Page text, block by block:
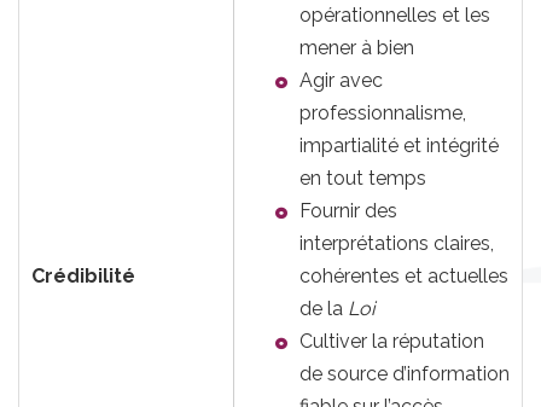
Crédibilité
opérationnelles et les
mener à bien
Agir avec
professionnalisme,
impartialité et intégrité
en tout temps
Fournir des
interprétations claires,
cohérentes et actuelles
de la Loi
Cultiver la réputation
de source d’information